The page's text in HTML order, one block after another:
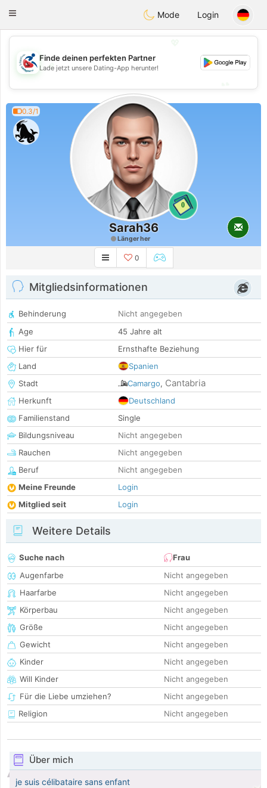
Handi Space
Toggle
Mode Login
💖
💕
Finde deinen perfekten Partner
Lade jetzt unsere Dating-App herunter!
0.3/1
0
Sarah36
Länger her
0
Mitgliedsinformationen
Behinderung
Nicht angegeben
Age
45 Jahre alt
Hier für
Ernsthafte Beziehung
Land
Spanien
Stadt
Camargo, Cantabria
Herkunft
Deutschland
Familienstand
Single
Bildungsniveau
Nicht angegeben
Rauchen
Nicht angegeben
Beruf
Nicht angegeben
Meine Freunde
Login
Mitglied seit
Login
Weitere Details
Suche nach
Frau
Augenfarbe
Nicht angegeben
Haarfarbe
Nicht angegeben
Körperbau
Nicht angegeben
Größe
Nicht angegeben
Gewicht
Nicht angegeben
Kinder
Nicht angegeben
Will Kinder
Nicht angegeben
Für die Liebe umziehen?
Nicht angegeben
Religion
Nicht angegeben
Über mich
je suis célibataire sans enfant